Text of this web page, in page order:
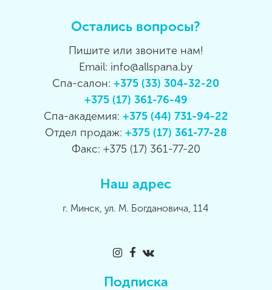
Остались вопросы?
Пишите или звоните нам!
Email: info@allspana.by
Спа-салон:+375 (33) 304-32-20
+375 (17) 361-76-49
Спа-академия: +375 (44) 731-94-22
Отдел продаж: +375 (17) 361-77-28
Факс: +375 (17) 361-77-20
Наш адрес
г. Минск, ул. М. Богдановича, 114
Подписка